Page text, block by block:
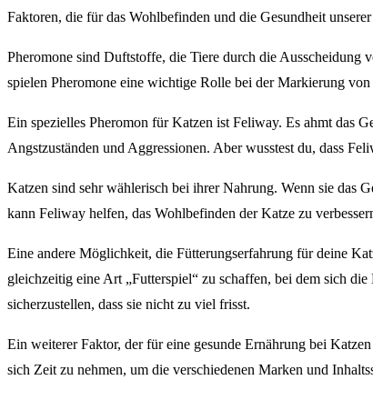
Faktoren, die für das Wohlbefinden und die Gesundheit
Pheromone sind Duftstoffe, die Tiere durch die Ausscheidung
spielen Pheromone eine wichtige Rolle bei der Markierung
Ein spezielles Pheromon für Katzen ist Feliway. Es ahmt das
Angstzuständen und Aggressionen. Aber wusstest du, dass
Katzen sind sehr wählerisch bei ihrer Nahrung. Wenn sie das
kann Feliway helfen, das Wohlbefinden der Katze zu
Eine andere Möglichkeit, die Fütterungserfahrung für deine
gleichzeitig eine Art „Futterspiel“ zu schaffen, bei dem sich
sicherzustellen, dass sie nicht zu viel frisst.
Ein weiterer Faktor, der für eine gesunde Ernährung bei
sich Zeit zu nehmen, um die verschiedenen Marken und